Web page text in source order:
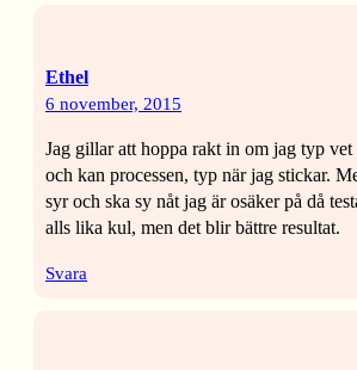
Ethel
6 november, 2015
Jag gillar att hoppa rakt in om jag typ vet
och kan processen, typ när jag stickar.
syr och ska sy nåt jag är osäker på då
alls lika kul, men det blir bättre resultat.
Svara